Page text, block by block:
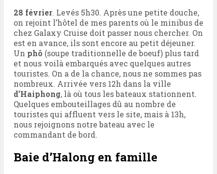
28 février. Levés 5h30. Après une petite douche,
on rejoint l’hôtel de mes parents où le minibus de
chez Galaxy Cruise doit passer nous chercher. On
est en avance, ils sont encore au petit déjeuner.
Un phô (soupe traditionnelle de boeuf) plus tard
et nous voilà embarqués avec quelques autres
touristes. On a de la chance, nous ne sommes pas
nombreux. Arrivée vers 12h dans la ville
d’Haiphong, là où tous les bateaux stationnent.
Quelques embouteillages dû au nombre de
touristes qui affluent vers le site, mais à 13h,
nous rejoignons notre bateau avec le
commandant de bord.
Baie d’Halong en famille